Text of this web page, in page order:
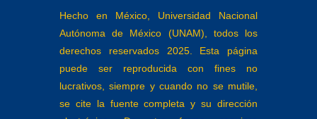
Hecho en México, Universidad Nacional
Autónoma de México (UNAM), todos los
derechos reservados 2025. Esta página
puede ser reproducida con fines no
lucrativos, siempre y cuando no se mutile,
se cite la fuente completa y su dirección